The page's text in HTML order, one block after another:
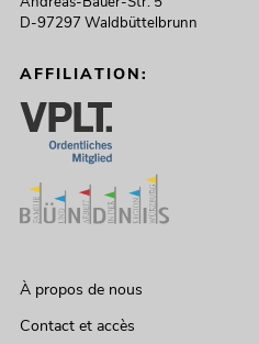
D-97297 Waldbüttelbrunn
AFFILIATION:
À propos de nous
Contact et accès